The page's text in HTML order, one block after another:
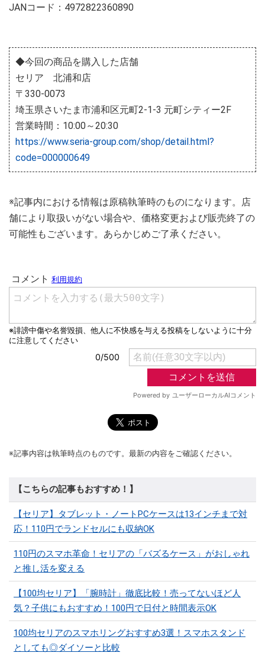
JANコード：4972822360890
◆今回の商品を購入した店舗
セリア 北浦和店
〒330-0073
埼玉県さいたま市浦和区元町2-1-3 元町シティー2F
営業時間：10:00～20:30
https://www.seria-group.com/shop/detail.html?
code=000000649
※記事内における情報は原稿執筆時のものになります。店
舗により取扱いがない場合や、価格変更および販売終了の
可能性もございます。あらかじめご了承ください。
※記事内容は執筆時点のものです。最新の内容をご確認ください。
【こちらの記事もおすすめ！】
【セリア】タブレット・ノートPCケースは13インチまで対
応！110円でランドセルにも収納OK
110円のスマホ革命！セリアの「バズるケース」がおしゃれ
と推し活を変える
【100均セリア】「腕時計」徹底比較！売ってないほど人
気？子供にもおすすめ！100円で日付と時間表示OK
100均セリアのスマホリングおすすめ3選！スマホスタンド
としても◎ダイソーと比較